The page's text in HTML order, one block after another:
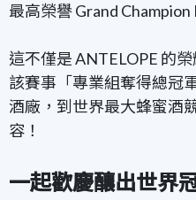
最高榮譽 Grand Champion
這不僅是 ANTELOPE 的
該賽事「專業組奪得總冠
酒廠，到世界最大蜂蜜酒
容！
一起歡慶釀出世界